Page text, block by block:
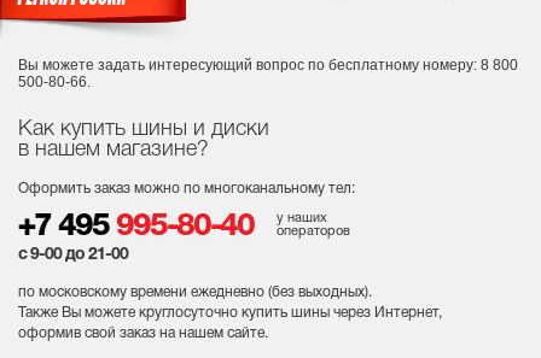
Как купить шины и диски
в нашем магазине?
Оформить заказ можно по многоканальному тел:
+7 495 995-80-40
у наших
операторов
с 9-00 до 21-00
по московскому времени ежедневно (без выходных).
Также Вы можете круглосуточно купить шины через Интернет,
оформив свой заказ на нашем сайте.
Вы можете задать интересующий вопрос по бесплатному номеру: 8 800
500-80-66.